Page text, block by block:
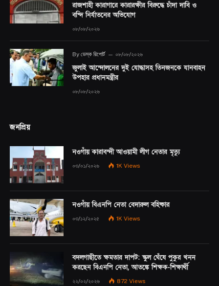
রাজশাহী কারাগারে কারারক্ষীর বিরুদ্ধে চাঁদা দাবি ও
বন্দি নির্যাতনের অভিযোগ
০৮/০৮/২০২৬
By ডেস্ক রিপোর্ট ০৮/০৮/২০২৬
জুলাই আন্দোলনের দুই যোদ্ধাসহ তিনজনকে যানবাহন
উপহার প্রধানমন্ত্রীর
০৮/০৮/২০২৬
জনপ্রিয়
নওগাঁয় কারাবন্দী আওয়ামী লীগ নেতার মৃত্যু
০৩/০১/২০২৬ 1K Views
নওগাঁয় বিএনপি নেতা বেদারুল বহিষ্কার
০৩/১২/২০২৫ 1K Views
বদলগাছীতে ক্ষমতার দাপট: স্কুল ঘেঁষে পুকুর খনন
করছেন বিএনপি নেতা, আতঙ্কে শিক্ষক-শিক্ষার্থী
২২/০২/২০২৬ 872 Views